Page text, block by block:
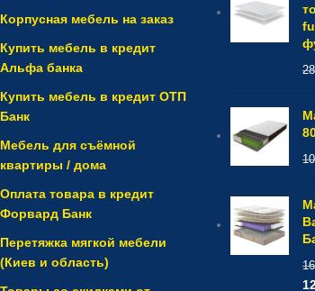
Корпусная мебель на заказ
Купить мебель в кредит
Альфа банка
Купить мебель в кредит ОТП
Банк
Мебель для съёмной
квартиры / дома
Оплата товара в кредит
Форвард Банк
Перетяжка мягкой мебели
(Киев и область)